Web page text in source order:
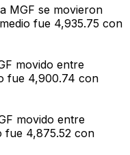
MGF se movieron
fue 4,935.75 con
movido entre
fue 4,900.74 con
movido entre
fue 4,875.52 con